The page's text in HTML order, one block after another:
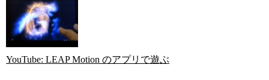
YouTube: LEAP Motion のアプリで遊ぶ